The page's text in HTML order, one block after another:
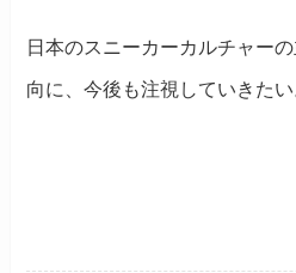
日本のスニーカーカルチャー
向に、今後も注視していきたい